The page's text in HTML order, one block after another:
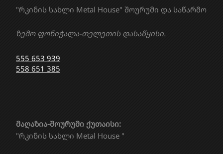
"რკინის სახლი Metal House" შოურუმი და საწარმო
ზემო ფონიჭალა-თელეთის დასაწყისი.
555 653 939
558 651 385
მაღაზია-შოურუმი ქუთაისი:
"რკინის სახლი Metal House "